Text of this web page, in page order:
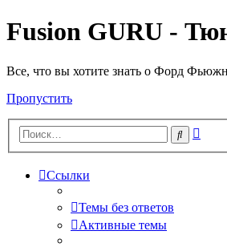
Fusion GURU -
Все, что вы хотите знать о Форд
Пропустить
Поиск
Ссылки
Темы без ответов
Активные темы